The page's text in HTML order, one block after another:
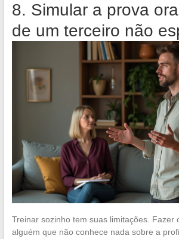
8. Simular a prova
de um terceiro não
Treinar sozinho tem suas limitações. Fazer
alguém que não conhece nada sobre a